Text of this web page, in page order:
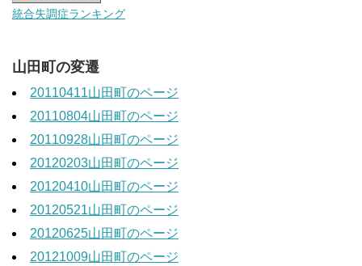
統合失調症ランキング
山田町の変遷
20110411山田町のページ
20110804山田町のページ
20110928山田町のページ
20120203山田町のページ
20120410山田町のページ
20120521山田町のページ
20120625山田町のページ
20121009山田町のページ